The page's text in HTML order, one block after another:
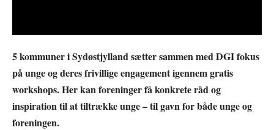
5 kommuner i Sydøstjylland sætter sammen med DGI fokus
på unge og deres frivillige engagement igennem gratis
workshops. Her kan foreninger få konkrete råd og
inspiration til at tiltrække unge – til gavn for både unge og
foreningen.